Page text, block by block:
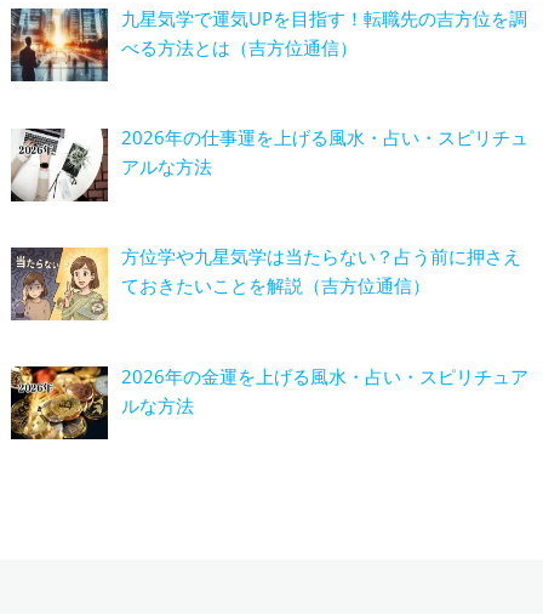
九星気学で運気UPを目指す！転職先の吉方位を調
べる方法とは（吉方位通信）
2026年の仕事運を上げる風水・占い・スピリチュ
アルな方法
方位学や九星気学は当たらない？占う前に押さえ
ておきたいことを解説（吉方位通信）
2026年の金運を上げる風水・占い・スピリチュア
ルな方法